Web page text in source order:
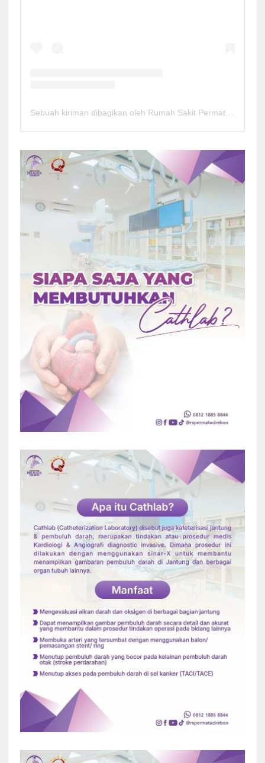
Sebuah kiriman dibagikan oleh Rumah Sakit Permata Cirebon (@rspermatacirebon)